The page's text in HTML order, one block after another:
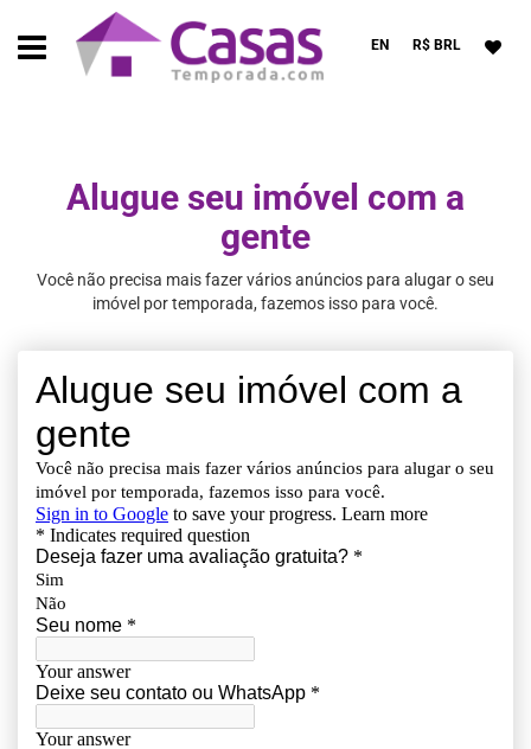
EN R$ BRL
Alugue seu imóvel com a
gente
Você não precisa mais fazer vários anúncios para alugar o seu
imóvel por temporada, fazemos isso para você.